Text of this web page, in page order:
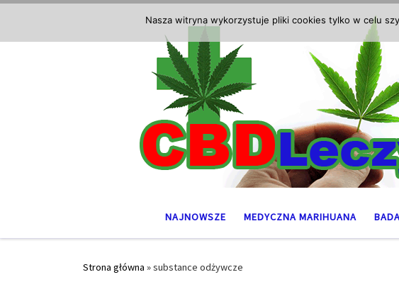
NAJNOWSZE MEDYCZNA MARIHUANA
Strona główna »substance odżywcze
Nasza witryna wykorzystuje pliki cookies tylko w celu